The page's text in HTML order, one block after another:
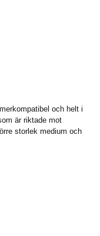
och helt i
är riktade mot
storlek medium och